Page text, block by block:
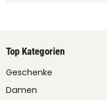
Top Kategorien
Geschenke
Damen